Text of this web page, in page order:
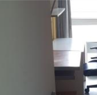
1 kot disponible
Biereau,
Tennis club,
battant, sol